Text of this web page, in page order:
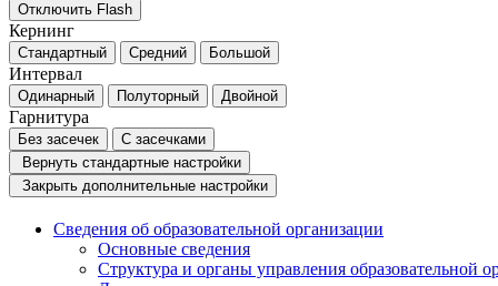
Отключить Flash
Кернинг
Стандартный Средний Большой
Интервал
Одинарный Полуторный Двойной
Гарнитура
Без засечек
С засечками
Вернуть стандартные настройки
Закрыть дополнительные настройки
Сведения об образовательной организации
Основные сведения
Структура и органы управления образовательной